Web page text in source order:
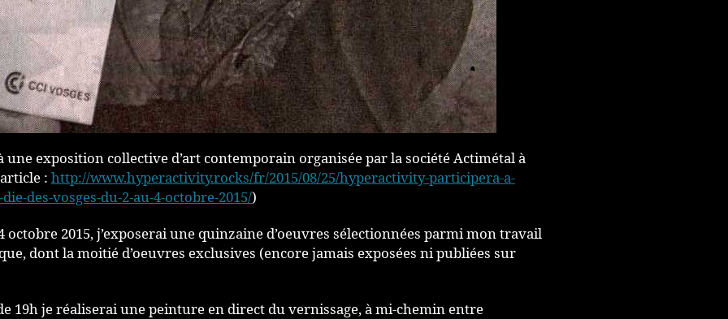
une exposition collective d’art contemporain organisée par la société Actimétal à
: http://www.hyperactivity.rocks/fr/2015/08/25/hyperactivity-participera-a-
des-vosges-du-2-au-4-octobre-2015/)
octobre 2015, j’exposerai une quinzaine d’oeuvres sélectionnées parmi mon travail
dont la moitié d’oeuvres exclusives (encore jamais exposées ni publiées sur
19h je réaliserai une peinture en direct du vernissage, à mi-chemin entre